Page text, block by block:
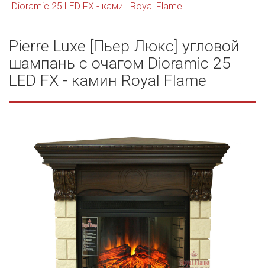
Dioramic 25 LED FX - камин Royal Flame
Pierre Luxe [Пьер Люкс] угловой
шампань с очагом Dioramic 25
LED FX - камин Royal Flame